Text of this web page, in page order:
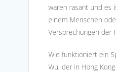
waren rasant und es
einem Menschen
Versprechungen der
Wie funktioniert ein
Wu, der in Hong